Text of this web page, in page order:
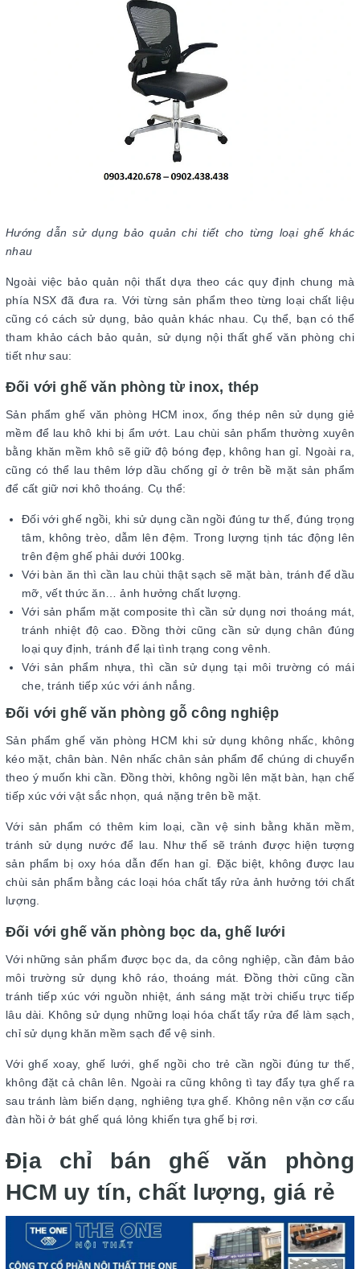
Hướng dẫn sử dụng bảo quản chi tiết cho từng loại ghế khác
nhau
Ngoài việc bảo quản nội thất dựa theo các quy định chung mà
phía NSX đã đưa ra. Với từng sản phẩm theo từng loại chất liệu
cũng có cách sử dụng, bảo quản khác nhau. Cụ thể, bạn có thể
tham khảo cách bảo quản, sử dụng nội thất ghế văn phòng chi
tiết như sau:
Đối với ghế văn phòng từ inox, thép
Sản phẩm ghế văn phòng HCM inox, ống thép nên sử dụng giẻ
mềm để lau khô khi bị ẩm ướt. Lau chùi sản phẩm thường xuyên
bằng khăn mềm khô sẽ giữ độ bóng đẹp, không han gỉ. Ngoài ra,
cũng có thể lau thêm lớp dầu chống gỉ ở trên bề mặt sản phẩm
để cất giữ nơi khô thoáng. Cụ thể:
Đối với ghế ngồi, khi sử dụng cần ngồi đúng tư thế, đúng trọng
tâm, không trèo, dẫm lên đệm. Trong lượng tịnh tác động lên
trên đệm ghế phải dưới 100kg.
Với bàn ăn thì cần lau chùi thật sạch sẽ mặt bàn, tránh để dầu
mỡ, vết thức ăn… ảnh hưởng chất lượng.
Với sản phẩm mặt composite thì cần sử dụng nơi thoáng mát,
tránh nhiệt độ cao. Đồng thời cũng cần sử dụng chân đúng
loại quy định, tránh để lại tình trạng cong vênh.
Với sản phẩm nhựa, thì cần sử dụng tại môi trường có mái
che, tránh tiếp xúc với ánh nắng.
Đối với ghế văn phòng gỗ công nghiệp
Sản phẩm ghế văn phòng HCM khi sử dụng không nhấc, không
kéo mặt, chân bàn. Nên nhấc chân sản phẩm để chúng di chuyển
theo ý muốn khi cần. Đồng thời, không ngồi lên mặt bàn, hạn chế
tiếp xúc với vật sắc nhọn, quá nặng trên bề mặt.
Với sản phẩm có thêm kim loại, cần vệ sinh bằng khăn mềm,
tránh sử dụng nước để lau. Như thế sẽ tránh được hiện tượng
sản phẩm bị oxy hóa dẫn đến han gỉ. Đặc biệt, không được lau
chùi sản phẩm bằng các loại hóa chất tẩy rửa ảnh hưởng tới chất
lượng.
Đối với ghế văn phòng bọc da, ghế lưới
Với những sản phẩm được bọc da, da công nghiệp, cần đảm bảo
môi trường sử dụng khô ráo, thoáng mát. Đồng thời cũng cần
tránh tiếp xúc với nguồn nhiệt, ánh sáng mặt trời chiếu trực tiếp
lâu dài. Không sử dụng những loại hóa chất tẩy rửa để làm sạch,
chỉ sử dụng khăn mềm sạch để vệ sinh.
Với ghế xoay, ghế lưới, ghế ngồi cho trẻ cần ngồi đúng tư thế,
không đặt cả chân lên. Ngoài ra cũng không tì tay đẩy tựa ghế ra
sau tránh làm biến dạng, nghiêng tựa ghế. Không nên vặn cơ cấu
đàn hồi ở bát ghế quá lỏng khiến tựa ghế bị rơi.
Địa chỉ bán ghế văn phòng
HCM uy tín, chất lượng, giá rẻ